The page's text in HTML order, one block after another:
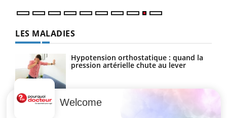
LES MALADIES
Hypotension orthostatique : quand la
pression artérielle chute au lever
Drépanocytose : une déformation des
globules rouges aux conséquences
Welcome